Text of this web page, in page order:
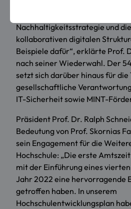
Erreichte. Die Verankerung der
Nachhaltigkeitsstrategie und
kollaborativen digitalen
Beispiele dafür“, erklärte Prof.
nach seiner Wiederwahl. Der
setzt sich darüber hinaus für die
gesellschaftliche
IT-Sicherheit sowie MINT-
Präsident Prof. Dr. Ralph
Bedeutung von Prof. Skornias
sein Engagement für die
Hochschule: „Die erste
mit der Einführung eines
Jahr 2022 eine hervorragende
getroffen haben. In unserem
Hochschulentwicklungsplan